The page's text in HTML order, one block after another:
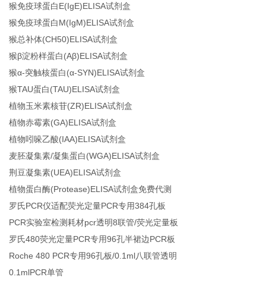
猴免疫球蛋白E(IgE)ELISA试剂盒
猴免疫球蛋白M(IgM)ELISA试剂盒
猴总补体(CH50)ELISA试剂盒
猴β淀粉样蛋白(Aβ)ELISA试剂盒
猴α-突触核蛋白(α-SYN)ELISA试剂盒
猴TAU蛋白(TAU)ELISA试剂盒
植物玉米素核苷(ZR)ELISA试剂盒
植物赤霉素(GA)ELISA试剂盒
植物吲哚乙酸(IAA)ELISA试剂盒
麦胚凝集素/凝集蛋白(WGA)ELISA试剂盒
荆豆凝集素(UEA)ELISA试剂盒
植物蛋白酶(Protease)ELISA试剂盒免费代测
罗氏PCR仪适配荧光定量PCR专用384孔板
PCR实验室检测耗材pcr透明8联管/荧光定量板
罗氏480荧光定量PCR专用96孔半裙边PCR板
Roche 480 PCR专用96孔板/0.1ml八联管透明
0.1mlPCR单管